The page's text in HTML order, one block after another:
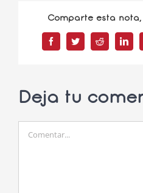
Comparte esta
FacebookTwitterReddit
Deja tu